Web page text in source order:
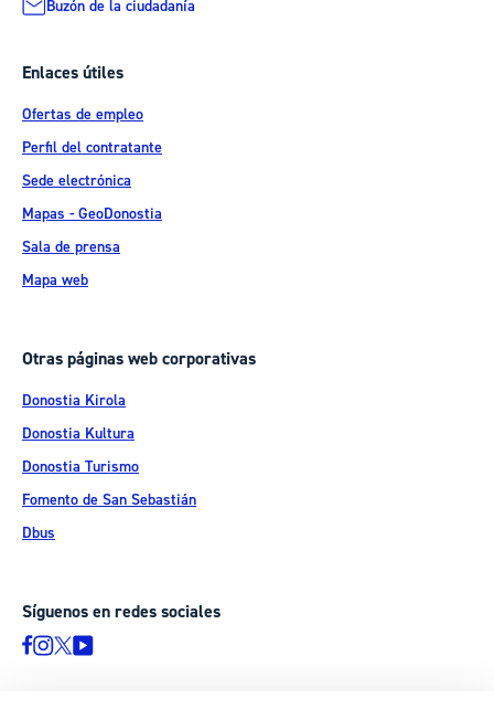
Buzón de la ciudadanía
Enlaces útiles
Ofertas de empleo
Perfil del contratante
Sede electrónica
Mapas - GeoDonostia
Sala de prensa
Mapa web
Otras páginas web corporativas
Donostia Kirola
Donostia Kultura
Donostia Turismo
Fomento de San Sebastián
Dbus
Síguenos en redes sociales